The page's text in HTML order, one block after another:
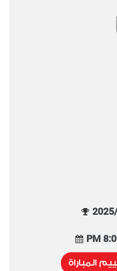
المباراة